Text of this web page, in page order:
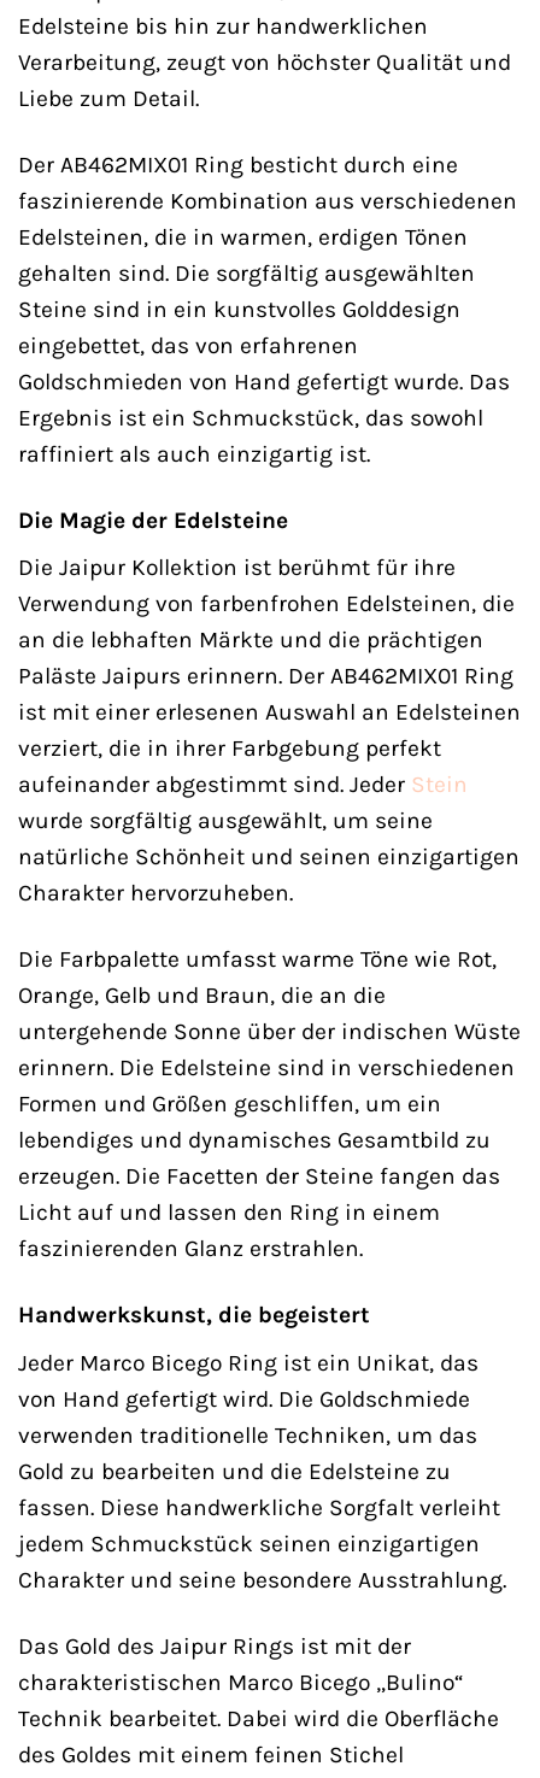
Edelsteine bis hin zur handwerklichen
Verarbeitung, zeugt von höchster Qualität und
Liebe zum Detail.
Der AB462MIX01 Ring besticht durch eine
faszinierende Kombination aus verschiedenen
Edelsteinen, die in warmen, erdigen Tönen
gehalten sind. Die sorgfältig ausgewählten
Steine sind in ein kunstvolles Golddesign
eingebettet, das von erfahrenen
Goldschmieden von Hand gefertigt wurde. Das
Ergebnis ist ein Schmuckstück, das sowohl
raffiniert als auch einzigartig ist.
Die Magie der Edelsteine
Die Jaipur Kollektion ist berühmt für ihre
Verwendung von farbenfrohen Edelsteinen, die
an die lebhaften Märkte und die prächtigen
Paläste Jaipurs erinnern. Der AB462MIX01 Ring
ist mit einer erlesenen Auswahl an Edelsteinen
verziert, die in ihrer Farbgebung perfekt
aufeinander abgestimmt sind. Jeder Stein
wurde sorgfältig ausgewählt, um seine
natürliche Schönheit und seinen einzigartigen
Charakter hervorzuheben.
Die Farbpalette umfasst warme Töne wie Rot,
Orange, Gelb und Braun, die an die
untergehende Sonne über der indischen Wüste
erinnern. Die Edelsteine sind in verschiedenen
Formen und Größen geschliffen, um ein
lebendiges und dynamisches Gesamtbild zu
erzeugen. Die Facetten der Steine fangen das
Licht auf und lassen den Ring in einem
faszinierenden Glanz erstrahlen.
Handwerkskunst, die begeistert
Jeder Marco Bicego Ring ist ein Unikat, das
von Hand gefertigt wird. Die Goldschmiede
verwenden traditionelle Techniken, um das
Gold zu bearbeiten und die Edelsteine zu
fassen. Diese handwerkliche Sorgfalt verleiht
jedem Schmuckstück seinen einzigartigen
Charakter und seine besondere Ausstrahlung.
Das Gold des Jaipur Rings ist mit der
charakteristischen Marco Bicego „Bulino“
Technik bearbeitet. Dabei wird die Oberfläche
des Goldes mit einem feinen Stichel